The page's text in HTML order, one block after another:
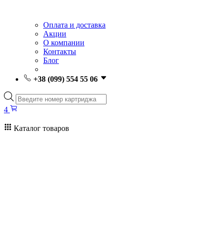
Оплата и доставка
Акции
О компании
Контакты
Блог
+38 (099) 554 55 06
Поиск
товаров
4
Каталог товаров